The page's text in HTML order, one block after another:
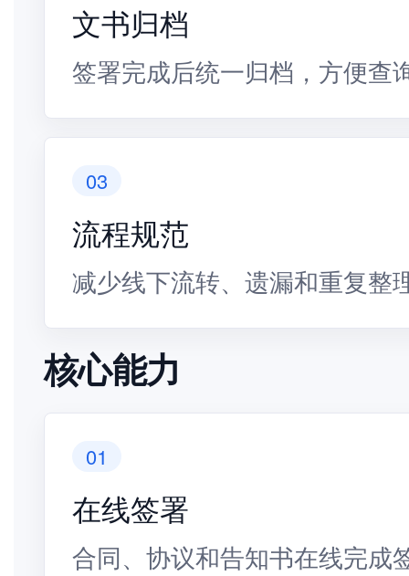
文书归档
签署完成后统一归档，方便查
03
流程规范
减少线下流转、遗漏和重复整
核心能力
01
在线签署
合同、协议和告知书在线完成